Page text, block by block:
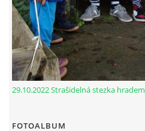
29.10.2022 Strašidelná stezka hradem
FOTOALBUM